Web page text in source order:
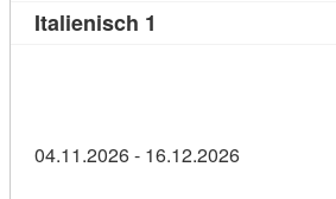
Italienisch 1
04.11.2026 - 16.12.2026